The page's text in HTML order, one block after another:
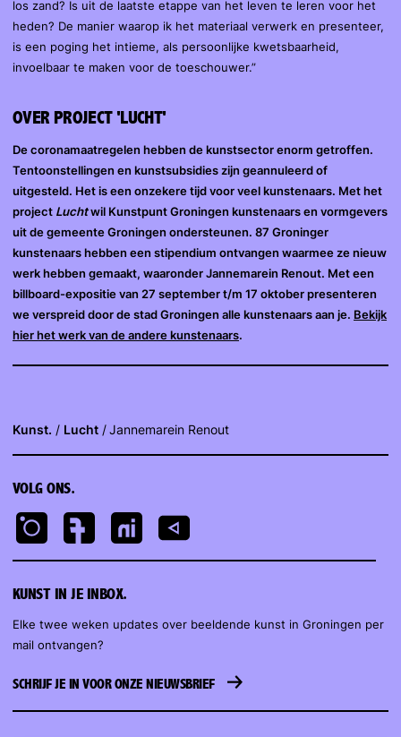
los zand? Is uit de laatste etappe van het leven te leren voor het
heden? De manier waarop ik het materiaal verwerk en presenteer,
is een poging het intieme, als persoonlijke kwetsbaarheid,
invoelbaar te maken voor de toeschouwer.”
OVER PROJECT 'LUCHT'
De coronamaatregelen hebben de kunstsector enorm getroffen.
Tentoonstellingen en kunstsubsidies zijn geannuleerd of
uitgesteld. Het is een onzekere tijd voor veel kunstenaars. Met het
project Luchtwil Kunstpunt Groningen kunstenaars en vormgevers
uit de gemeente Groningen ondersteunen. 87 Groninger
kunstenaars hebben een stipendium ontvangen waarmee ze nieuw
werk hebben gemaakt, waaronder Jannemarein Renout. Met een
billboard-expositie van 27 september t/m 17 oktober presenteren
we verspreid door de stad Groningen alle kunstenaars aan je. Bekijk
hier het werk van de andere kunstenaars.
Kunst. Lucht Jannemarein Renout
VOLG ONS.
KUNST IN JE INBOX.
Elke twee weken updates over beeldende kunst in Groningen per
mail ontvangen?
SCHRIJF JE IN VOOR ONZE NIEUWSBRIEF